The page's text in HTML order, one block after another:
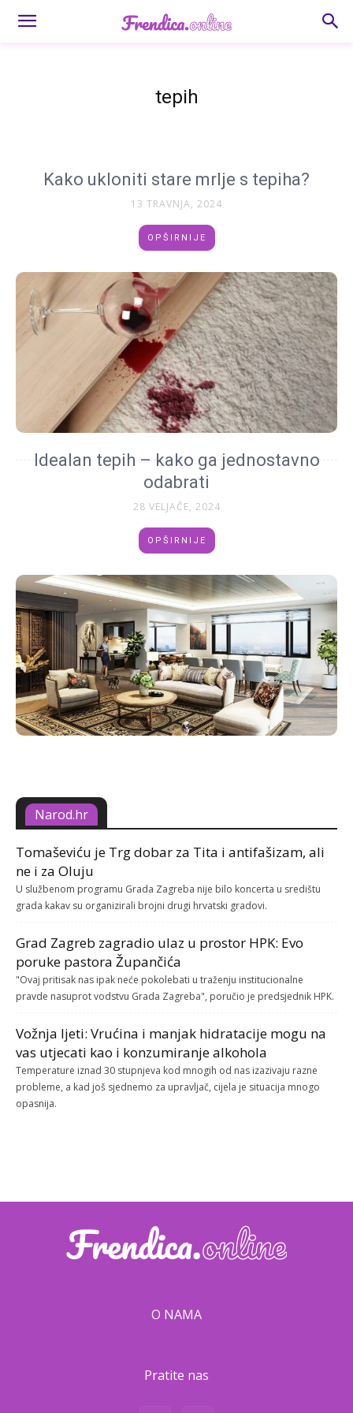
tepih
Kako ukloniti stare mrlje s tepiha?
13 TRAVNJA, 2024
OPŠIRNIJE
Idealan tepih – kako ga jednostavno
odabrati
28 VELJAČE, 2024
OPŠIRNIJE
Narod.hr
Tomaševiću je Trg dobar za Tita i antifašizam, ali
ne i za Oluju
U službenom programu Grada Zagreba nije bilo koncerta u središtu
grada kakav su organizirali brojni drugi hrvatski gradovi.
Grad Zagreb zagradio ulaz u prostor HPK: Evo
poruke pastora Župančića
"Ovaj pritisak nas ipak neće pokolebati u traženju institucionalne
pravde nasuprot vodstvu Grada Zagreba", poručio je predsjednik HPK.
Vožnja ljeti: Vrućina i manjak hidratacije mogu na
vas utjecati kao i konzumiranje alkohola
Temperature iznad 30 stupnjeva kod mnogih od nas izazivaju razne
probleme, a kad još sjednemo za upravljač, cijela je situacija mnogo
opasnija.
O NAMA
Pratite nas